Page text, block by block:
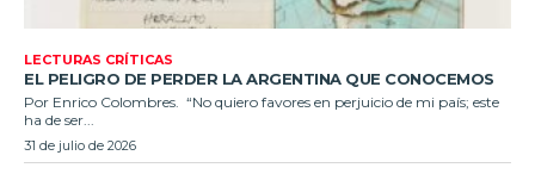
LECTURAS CRÍTICAS
EL PELIGRO DE PERDER LA ARGENTINA QUE CONOCEMOS
Por Enrico Colombres. “No quiero favores en perjuicio de mi país; este
ha de ser...
31 de julio de 2026